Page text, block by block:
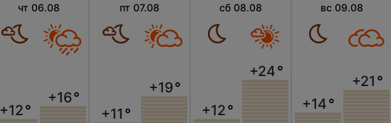
чт 06.08
+12°
+16°
пт 07.08
+11 °
+19°
сб 08.08
+12°
+24°
вс 09.08
+14°
+21 °